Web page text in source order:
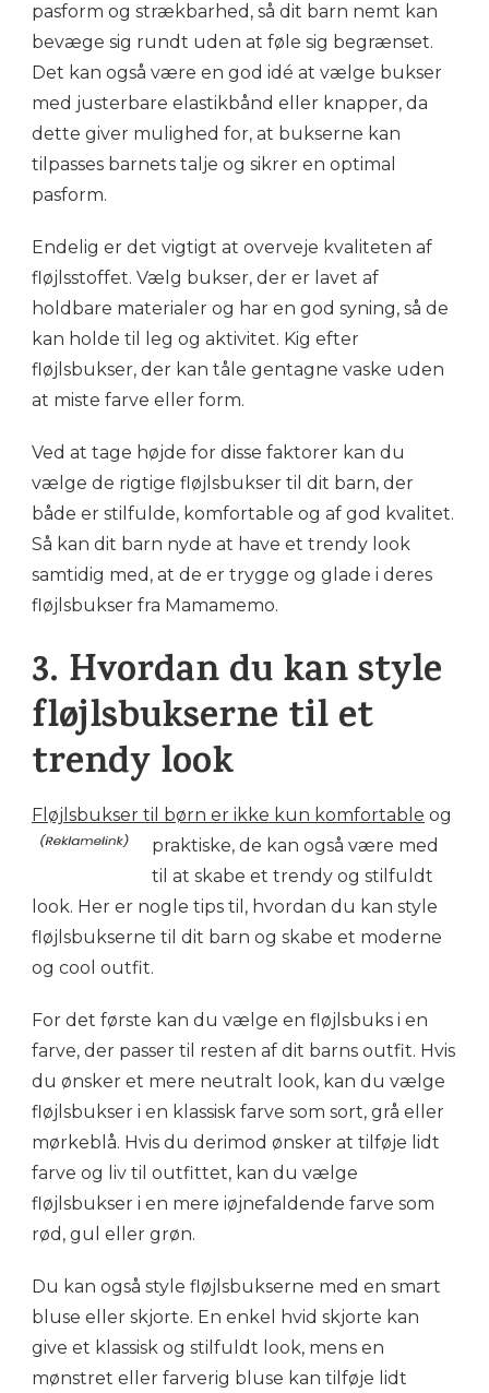
pasform og strækbarhed, så dit barn nemt kan
bevæge sig rundt uden at føle sig begrænset.
Det kan også være en god idé at vælge bukser
med justerbare elastikbånd eller knapper, da
dette giver mulighed for, at bukserne kan
tilpasses barnets talje og sikrer en optimal
pasform.
Endelig er det vigtigt at overveje kvaliteten af
fløjlsstoffet. Vælg bukser, der er lavet af
holdbare materialer og har en god syning, så de
kan holde til leg og aktivitet. Kig efter
fløjlsbukser, der kan tåle gentagne vaske uden
at miste farve eller form.
Ved at tage højde for disse faktorer kan du
vælge de rigtige fløjlsbukser til dit barn, der
både er stilfulde, komfortable og af god kvalitet.
Så kan dit barn nyde at have et trendy look
samtidig med, at de er trygge og glade i deres
fløjlsbukser fra Mamamemo.
3. Hvordan du kan style
fløjlsbukserne til et
trendy look
Fløjlsbukser til børn er ikke kun komfortable og
praktiske, de kan også være med
til at skabe et trendy og stilfuldt
look. Her er nogle tips til, hvordan du kan style
fløjlsbukserne til dit barn og skabe et moderne
og cool outfit.
For det første kan du vælge en fløjlsbuks i en
farve, der passer til resten af dit barns outfit. Hvis
du ønsker et mere neutralt look, kan du vælge
fløjlsbukser i en klassisk farve som sort, grå eller
mørkeblå. Hvis du derimod ønsker at tilføje lidt
farve og liv til outfittet, kan du vælge
fløjlsbukser i en mere iøjnefaldende farve som
rød, gul eller grøn.
Du kan også style fløjlsbukserne med en smart
bluse eller skjorte. En enkel hvid skjorte kan
give et klassisk og stilfuldt look, mens en
mønstret eller farverig bluse kan tilføje lidt